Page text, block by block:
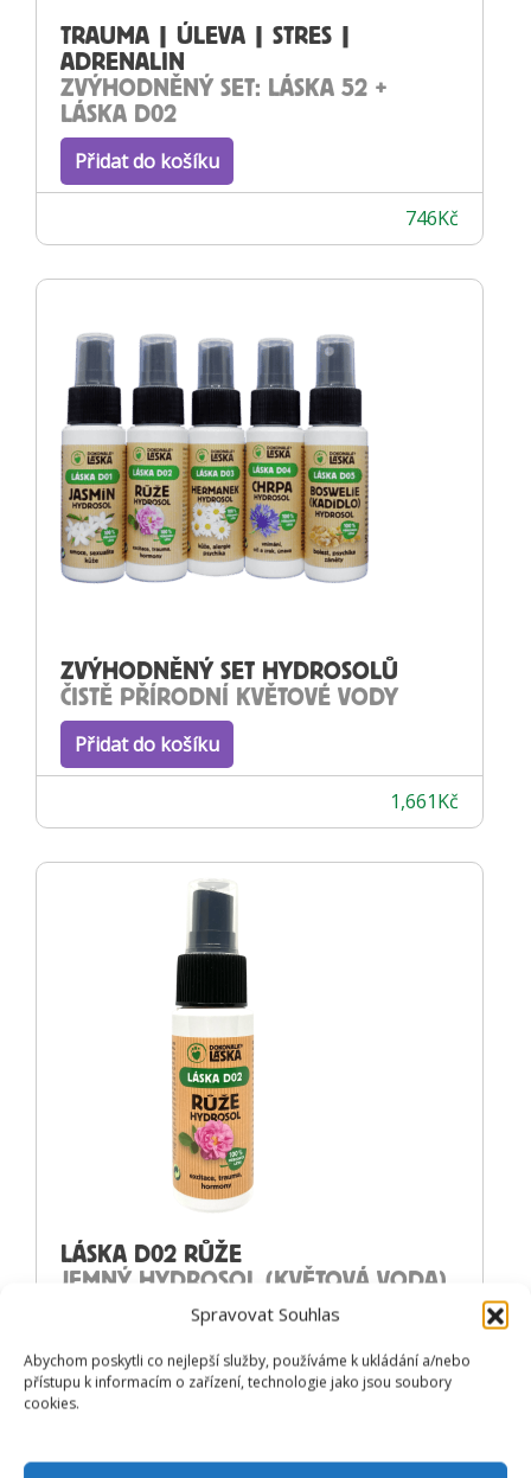
Spravovat Souhlas
Abychom poskytli co nejlepší služby, používáme k ukládání a/nebo
přístupu k informacím o zařízení, technologie jako jsou soubory
cookies.
TRAUMA | ÚLEVA | STRES |
ADRENALIN
ZVÝHODNĚNÝ SET: LÁSKA 52 +
LÁSKA D02
Přidat do košíku
746Kč
ZVÝHODNĚNÝ SET HYDROSOLŮ
ČISTĚ PŘÍRODNÍ KVĚTOVÉ VODY
Přidat do košíku
1,661Kč
LÁSKA D02 RŮŽE
JEMNÝ HYDROSOL (KVĚTOVÁ VODA)
Prohlédnout produkt
od350Kč